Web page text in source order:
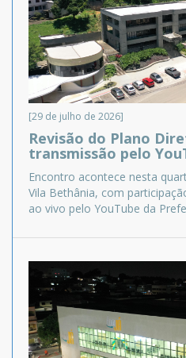
[29 de julho de 2026]
Revisão do Plano
transmissão pelo
Encontro acontece nesta
Vila Bethânia, com
ao vivo pelo YouTube da